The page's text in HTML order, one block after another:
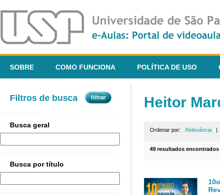
SOBRE COMO FUNCIONA POLÍTICA DE USO
Filtros de busca
Busca geral
Busca por título
Heitor
Ordenar por: Relevância
49 resultados encontrados